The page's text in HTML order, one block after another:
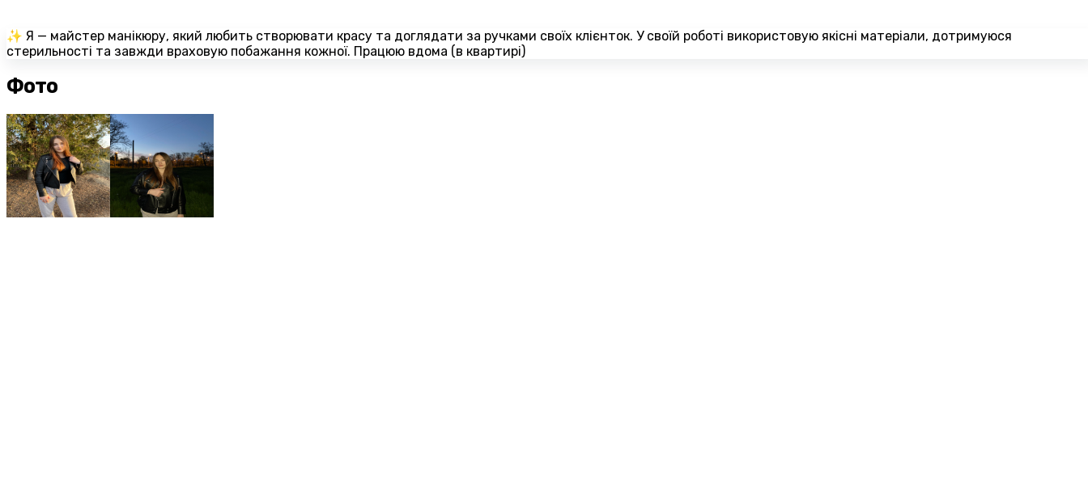
✨ Я — майстер манікюру, який любить створювати красу та доглядати за ручками своїх клієнток. У своїй роботі використовую якісні матеріали, дотримуюся
стерильності та завжди враховую побажання кожної. Працюю вдома (в квартирі)
Фото